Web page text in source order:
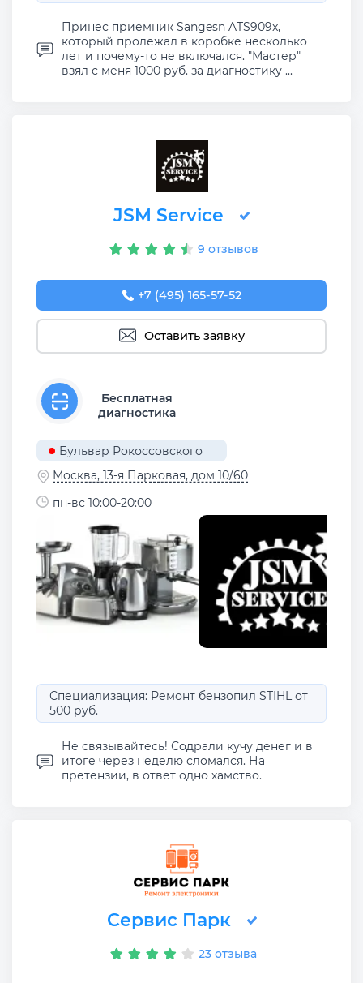
Принес приемник Sangesn ATS909x,
который пролежал в коробке несколько
лет и почему-то не включался. "Мастер"
взял с меня 1000 руб. за диагностику ...
JSM Service
9 отзывов
+7 (495) 165-57-52
Оставить заявку
Бесплатная
диагностика
Бульвар Рокоссовского
Москва, 13-я Парковая, дом 10/60
пн-вс 10:00-20:00
Специализация: Ремонт бензопил STIHL от
500 руб.
Не связывайтесь! Содрали кучу денег и в
итоге через неделю сломался. На
претензии, в ответ одно хамство.
Сервис Парк
23 отзыва